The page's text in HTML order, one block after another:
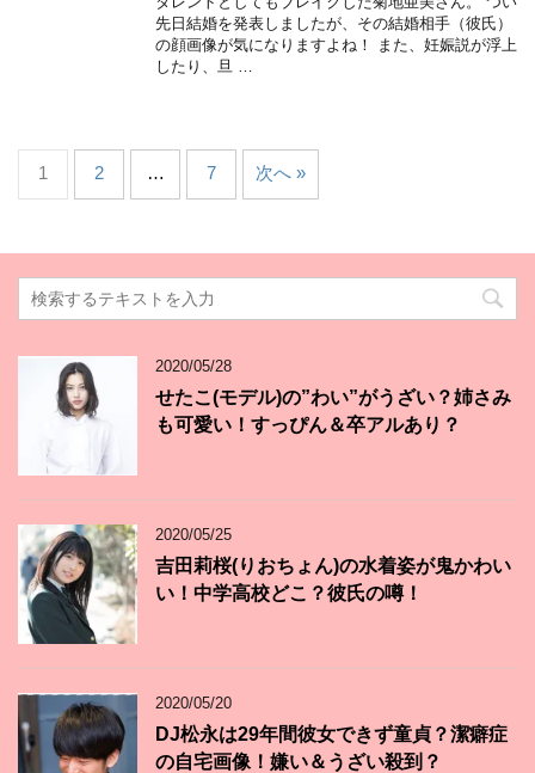
先日結婚を発表しましたが、その結婚相手（彼氏）
の顔画像が気になりますよね！ また、妊娠説が浮上
したり、旦 …
1 2 … 7 次へ »
2020/05/28
せたこ(モデル)の”わい”がうざい？姉さみ
も可愛い！すっぴん＆卒アルあり？
2020/05/25
吉田莉桜(りおちょん)の水着姿が鬼かわい
い！中学高校どこ？彼氏の噂！
2020/05/20
DJ松永は29年間彼女できず童貞？潔癖症
の自宅画像！嫌い＆うざい殺到？